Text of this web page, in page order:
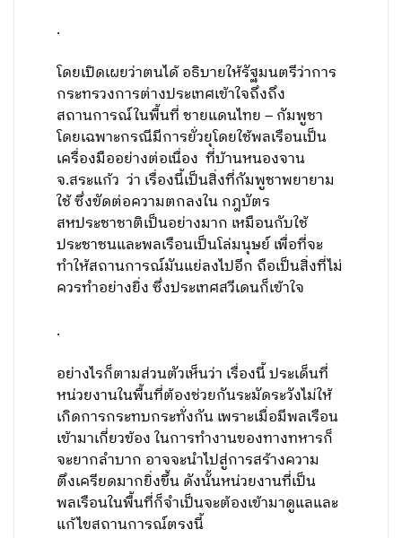
.
โดยเปิดเผยว่าตนได้ อธิบายให้รัฐมนตรีว่าการ
กระทรวงการต่างประเทศเข้าใจถึงถึง
สถานการณ์ในพื้นที่ ชายแดนไทย – กัมพูชา
โดยเฉพาะกรณีมีการยั่วยุโดยใช้พลเรือนเป็น
เครื่องมืออย่างต่อเนื่อง ที่บ้านหนองจาน
จ.สระแก้ว ว่า เรื่องนี้เป็นสิ่งที่กัมพูชาพยายาม
ใช้ ซึ่งขัดต่อความตกลงใน กฎบัตร
สหประชาชาติเป็นอย่างมาก เหมือนกับใช้
ประชาชนและพลเรือนเป็นโล่มนุษย์ เพื่อที่จะ
ทำให้สถานการณ์มันแย่ลงไปอีก ถือเป็นสิ่งที่ไม่
ควรทำอย่างยิ่ง ซึ่งประเทศสวีเดนก็เข้าใจ
.
อย่างไรก็ตามส่วนตัวเห็นว่า เรื่องนี้ ประเด็นที่
หน่วยงานในพื้นที่ต้องช่วยกันระมัดระวังไม่ให้
เกิดการกระทบกระทั่งกัน เพราะเมื่อมีพลเรือน
เข้ามาเกี่ยวข้อง ในการทำงานของทางทหารก็
จะยากลำบาก อาจจะนำไปสู่การสร้างความ
ตึงเครียดมากยิ่งขึ้น ดังนั้นหน่วยงานที่เป็น
พลเรือนในพื้นที่ก็จำเป็นจะต้องเข้ามาดูแลและ
แก้ไขสถานการณ์ตรงนี้